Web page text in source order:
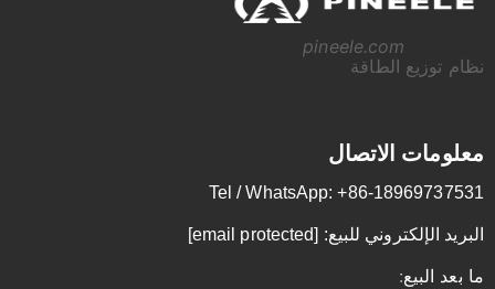
pineele.com
نظام توزيع الطاقة
معلومات الاتصال
Tel / WhatsApp: +86-18969737531
البريد الإلكتروني للبيع: [email protected]
ما بعد البيع: